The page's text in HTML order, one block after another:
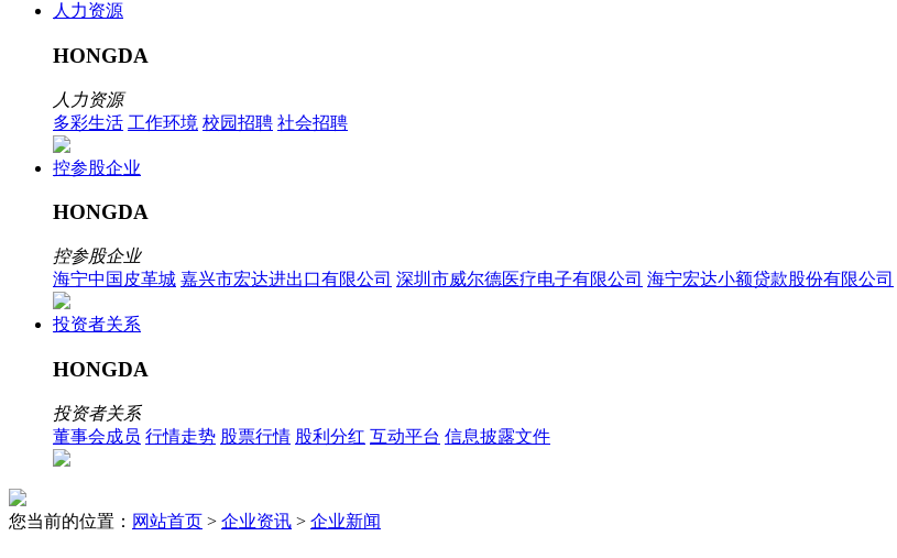
人力资源
HONGDA
人力资源
多彩生活 工作环境 校园招聘 社会招聘
控参股企业
HONGDA
控参股企业
海宁中国皮革城 嘉兴市宏达进出口有限公司 深圳市威尔德医疗电子有限公司 海宁宏达小额贷款股份有限公司
投资者关系
HONGDA
投资者关系
董事会成员 行情走势 股票行情 股利分红 互动平台 信息披露文件
您当前的位置： 网站首页 > 企业资讯 > 企业新闻